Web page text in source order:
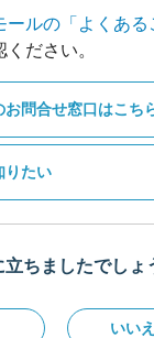
ールの「よくある
ださい。
問合せ窓口はこち
りたい
立ちましたでしょ
いいえ